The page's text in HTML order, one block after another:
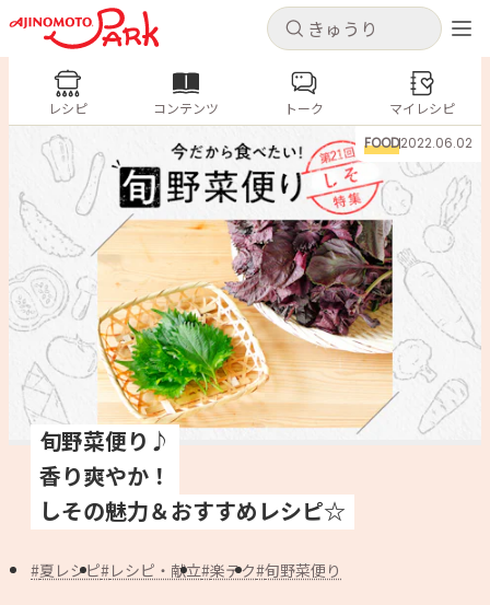
キャンセル
ログインするとレシピを保存できます
ログイン 新規登録
ホーム
コンテンツ
レシピ
トーク
よくあるお問い合わせ
お買い物
キャンセル
レシピ コンテンツ
人気の食材・レシピ
きゅうり トマト
とうもろこし
ピーマン
みょうが ゴーヤ
レシピ コンテンツ トーク マイレシピ
旬野菜便り♪
香り爽やか！
しその魅力＆おすすめレシピ☆
夏レシピ レシピ・献立 楽テク 旬野菜便り
FOOD2022.06.02